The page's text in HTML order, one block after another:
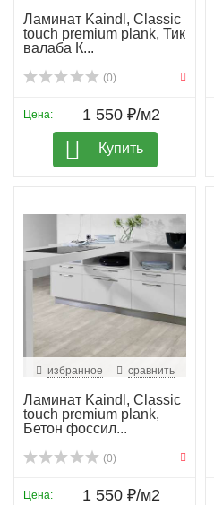
Ламинат Kaindl, Classic
touch premium plank, Тик
валаба К...
(0)
Цена: 1 550 ₽/м2
Купить
избранное сравнить
Ламинат Kaindl, Classic
touch premium plank,
Бетон фоссил...
(0)
Цена: 1 550 ₽/м2